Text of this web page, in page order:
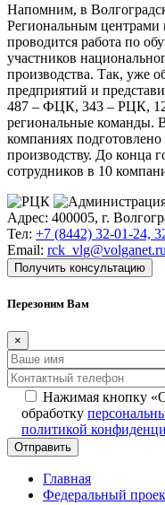
Напомним, в
Региональным центрами
проводится работа по
участников
производства. Так, уже
предприятий и
487 – ФЦК, 343 – РЦК,
региональные команды.
компаниях
производству. До конца
сотрудников в 10
Адрес: 400005, г.
Тел: +7 (8442) 32-01-24,
Email: rck_vlg@volganet.ru
Получить консультацию
Перезоним Вам
×
Нажимая кнопку
обработку
политикой
Главная
Федеральный